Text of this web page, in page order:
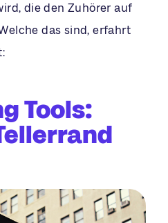
die den Zuhörer auf
das sind, erfahrt
Tools: